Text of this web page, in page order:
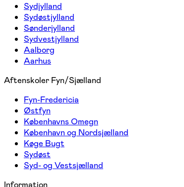
Sydjylland
Sydøstjylland
Sønderjylland
Sydvestjylland
Aalborg
Aarhus
Aftenskoler Fyn/Sjælland
Fyn-Fredericia
Østfyn
Københavns Omegn
København og Nordsjælland
Køge Bugt
Sydøst
Syd- og Vestsjælland
Information